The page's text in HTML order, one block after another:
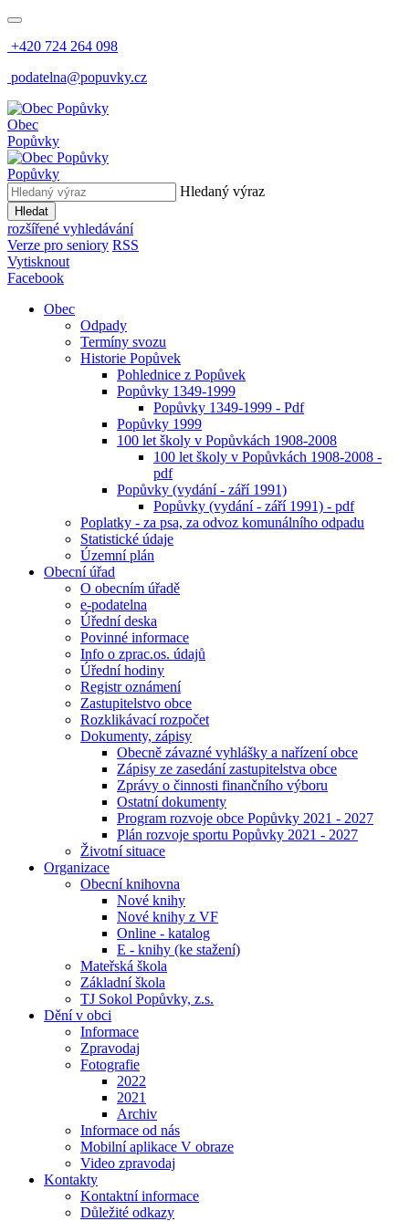
+420 724 264 098
podatelna@popuvky.cz
Obec
Popůvky
Popůvky
Hledaný výraz
Hledat
rozšířené vyhledávání
Verze pro seniory RSS
Vytisknout
Facebook
Obec
Odpady
Termíny svozu
Historie Popůvek
Pohlednice z Popůvek
Popůvky 1349-1999
Popůvky 1349-1999 - Pdf
Popůvky 1999
100 let školy v Popůvkách 1908-2008
100 let školy v Popůvkách 1908-2008 -
pdf
Popůvky (vydání - září 1991)
Popůvky (vydání - září 1991) - pdf
Poplatky - za psa, za odvoz komunálního odpadu
Statistické údaje
Územní plán
Obecní úřad
O obecním úřadě
e-podatelna
Úřední deska
Povinné informace
Info o zprac.os. údajů
Úřední hodiny
Registr oznámení
Zastupitelstvo obce
Rozklikávací rozpočet
Dokumenty, zápisy
Obecně závazné vyhlášky a nařízení obce
Zápisy ze zasedání zastupitelstva obce
Zprávy o činnosti finančního výboru
Ostatní dokumenty
Program rozvoje obce Popůvky 2021 - 2027
Plán rozvoje sportu Popůvky 2021 - 2027
Životní situace
Organizace
Obecní knihovna
Nové knihy
Nové knihy z VF
Online - katalog
E - knihy (ke stažení)
Mateřská škola
Základní škola
TJ Sokol Popůvky, z.s.
Dění v obci
Informace
Zpravodaj
Fotografie
2022
2021
Archiv
Informace od nás
Mobilní aplikace V obraze
Video zpravodaj
Kontakty
Kontaktní informace
Důležité odkazy